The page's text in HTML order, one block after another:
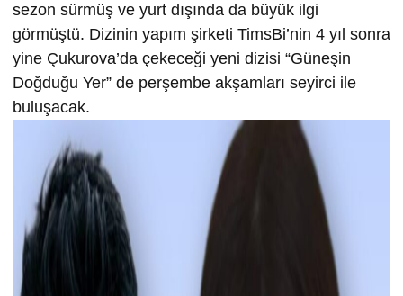
sezon sürmüş ve yurt dışında da büyük ilgi
görmüştü. Dizinin yapım şirketi TimsBi’nin 4 yıl sonra
yine Çukurova’da çekeceği yeni dizisi “Güneşin
Doğduğu Yer” de perşembe akşamları seyirci ile
buluşacak.